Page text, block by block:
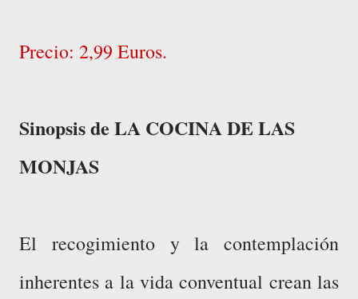
Precio: 2,99 Euros.
Sinopsis de LA COCINA DE LAS
MONJAS
El recogimiento y la contemplación
inherentes a la vida conventual crean las